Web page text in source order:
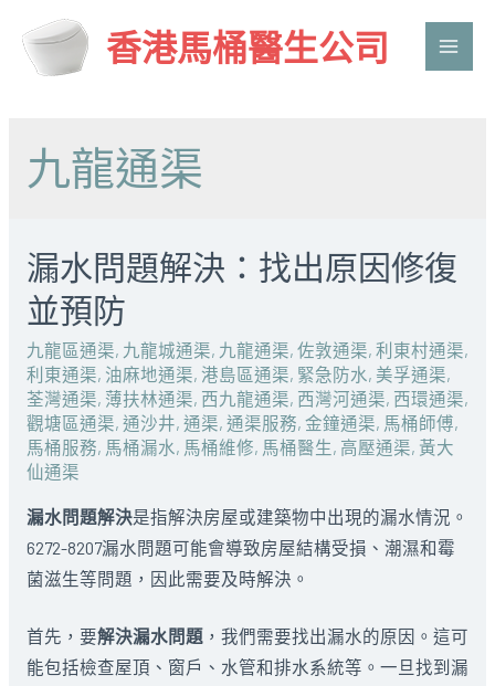
香港馬桶醫生公司
Main
九龍通渠
漏水問題解決：找出原因修復
並預防
九龍區通渠, 九龍城通渠, 九龍通渠, 佐敦通渠, 利東村通渠,
利東通渠, 油麻地通渠, 港島區通渠, 緊急防水, 美孚通渠,
荃灣通渠, 薄扶林通渠, 西九龍通渠, 西灣河通渠, 西環通渠,
觀塘區通渠, 通沙井, 通渠, 通渠服務, 金鐘通渠, 馬桶師傅,
馬桶服務, 馬桶漏水, 馬桶維修, 馬桶醫生, 高壓通渠, 黃大
仙通渠
漏水問題解決是指解決房屋或建築物中出現的漏水情況。
6272-8207漏水問題可能會導致房屋結構受損、潮濕和霉
菌滋生等問題，因此需要及時解決。
首先，要解決漏水問題，我們需要找出漏水的原因。這可
能包括檢查屋頂、窗戶、水管和排水系統等。一旦找到漏